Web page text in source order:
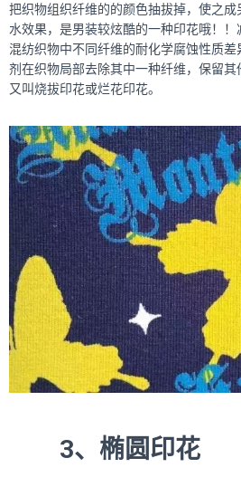
把织物组织纤维的的颜色抽拔掉，使之
水效果，是男装较炫酷的一种印花哦！
混纺织物中不同纤维的耐化学腐蚀性质
剂在织物局部去除其中一种纤维，保留其
又叫烧拔印花或烂花印花。
3、椭圆印花